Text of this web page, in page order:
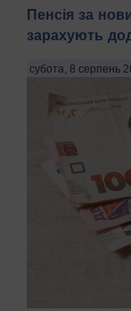
Пенсія за
зарахують
субота, 8 серпень